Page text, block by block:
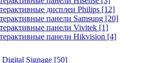
дисплеи Philips [12]
панели Samsung [20]
панели Vivitek [1]
панели Hikvision [4]
Signage [50]